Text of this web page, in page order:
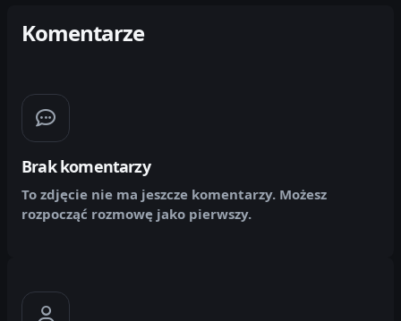
Komentarze
Brak komentarzy
To zdjęcie nie ma jeszcze komentarzy. Możesz
rozpocząć rozmowę jako pierwszy.